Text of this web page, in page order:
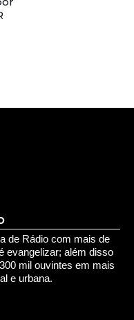
de Rádio com mais de
evangelizar; além disso
mil ouvintes em mais
e urbana.